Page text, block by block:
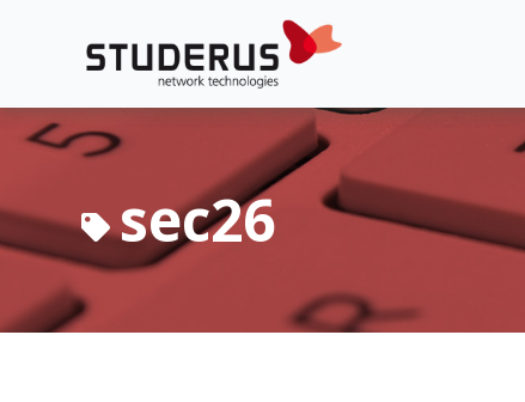
sec26